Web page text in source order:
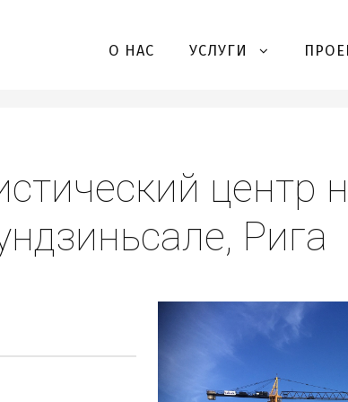
О НАС УСЛУГИ
центр
Рига